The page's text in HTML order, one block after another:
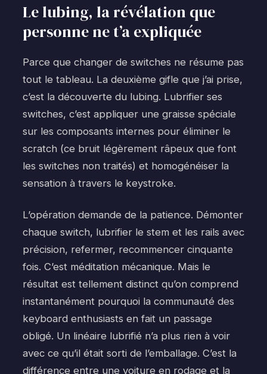
Le lubing, la révélation que
personne ne t’a expliquée
Parce que changer de switches ne résume pas
tout le tableau. La deuxième gifle que j’ai prise,
c’est la découverte du lubing. Lubrifier ses
switches, c’est appliquer une graisse spéciale
sur les composants internes pour éliminer le
scratch (ce bruit légèrement râpeux que font
les switches non traités) et homogénéiser la
sensation à travers le keystroke.
L’opération demande de la patience. Démonter
chaque switch, lubrifier le stem et les rails avec
précision, refermer, recommencer cinquante
fois. C’est méditation mécanique. Mais le
résultat est tellement distinct qu’on comprend
instantanément pourquoi la communauté des
keyboard enthusiasts en fait un passage
obligé. Un linéaire lubrifié n’a plus rien à voir
avec ce qu’il était sorti de l’emballage. C’est la
différence entre une voiture en rodage et la